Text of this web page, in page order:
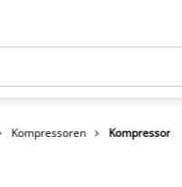
Kompressoren Kompressor